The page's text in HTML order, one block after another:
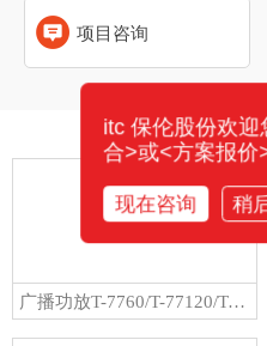
项目咨询
相
广播功放T-7760/T-77120/T-77240/T-77350/T-77500
itc 保伦股份欢
合>或<方案报价
现在咨询 稍